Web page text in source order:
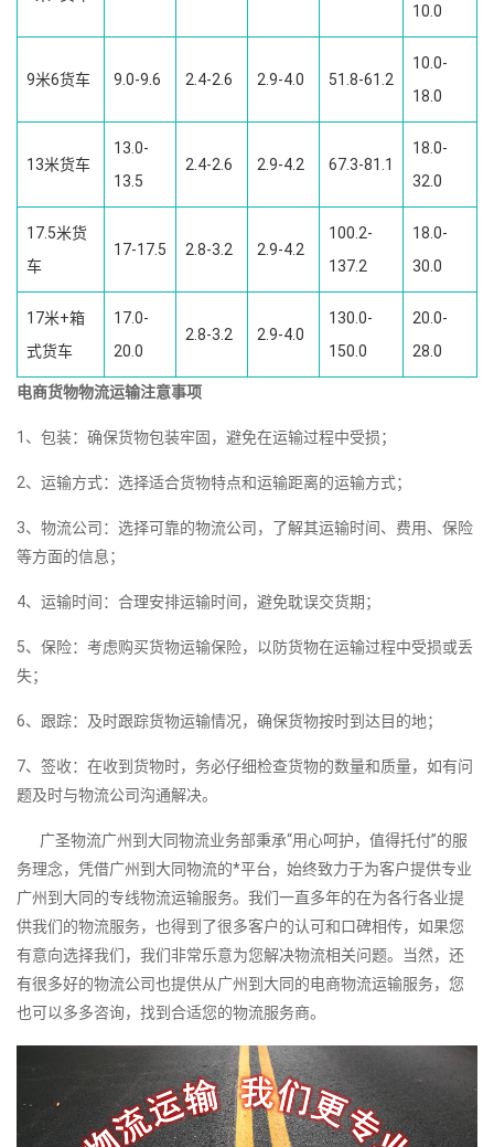
10.0
9米6货车 9.0-9.6 2.4-2.6 2.9-4.0 51.8-61.2
10.0-
18.0
13米货车
13.0-
13.5
2.4-2.6 2.9-4.2 67.3-81.1
18.0-
32.0
17.5米货
车
17-17.5 2.8-3.2 2.9-4.2
100.2-
137.2
18.0-
30.0
17米+箱
式货车
17.0-
20.0
2.8-3.2 2.9-4.0
130.0-
150.0
20.0-
28.0
电商货物物流运输注意事项
1、包装：确保货物包装牢固，避免在运输过程中受损；
2、运输方式：选择适合货物特点和运输距离的运输方式；
3、物流公司：选择可靠的物流公司，了解其运输时间、费用、保险
等方面的信息；
4、运输时间：合理安排运输时间，避免耽误交货期；
5、保险：考虑购买货物运输保险，以防货物在运输过程中受损或丢
失；
6、跟踪：及时跟踪货物运输情况，确保货物按时到达目的地；
7、签收：在收到货物时，务必仔细检查货物的数量和质量，如有问
题及时与物流公司沟通解决。
广圣物流广州到大同物流业务部秉承“用心呵护，值得托付”的服
务理念，凭借广州到大同物流的*平台，始终致力于为客户提供专业
广州到大同的专线物流运输服务。我们一直多年的在为各行各业提
供我们的物流服务，也得到了很多客户的认可和口碑相传，如果您
有意向选择我们，我们非常乐意为您解决物流相关问题。当然，还
有很多好的物流公司也提供从广州到大同的电商物流运输服务，您
也可以多多咨询，找到合适您的物流服务商。